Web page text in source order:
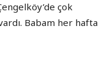
çok
Babam her hafta